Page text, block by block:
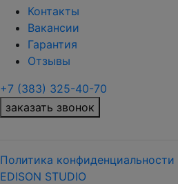
Контакты
Вакансии
Гарантия
Отзывы
+7 (383) 325-40-70
заказать звонок
Политика конфиденциальности
EDISON STUDIO